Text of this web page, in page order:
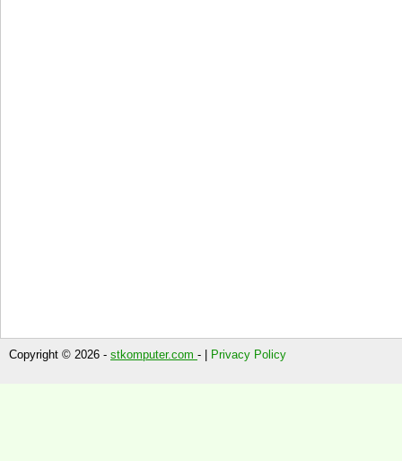
Copyright © 2026 - stkomputer.com - | Privacy Policy